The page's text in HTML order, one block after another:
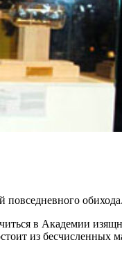
обихода.
в Академии
из